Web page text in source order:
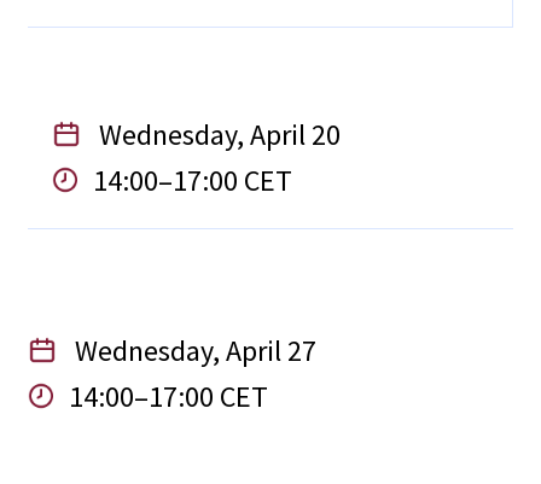
Wednesday, April 20
14:00–17:00 CET
Wednesday, April 27
14:00–17:00 CET